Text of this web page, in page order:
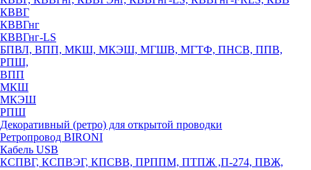
КВВГ
КВВГнг
КВВГнг-LS
БПВЛ, ВПП, МКШ, МКЭШ, МГШВ, МГТФ, ПНСВ, ППВ,
РПШ,
ВПП
МКШ
МКЭШ
РПШ
Декоративный (ретро) для открытой проводки
Ретропровод BIRONI
Кабель USB
КСПВГ, КСПВЭГ, КПСВВ, ПРППМ, ПТПЖ ,П-274, ПВЖ,